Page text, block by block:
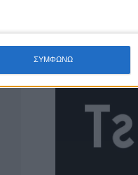
ΣΥΜΦΩΝΩ